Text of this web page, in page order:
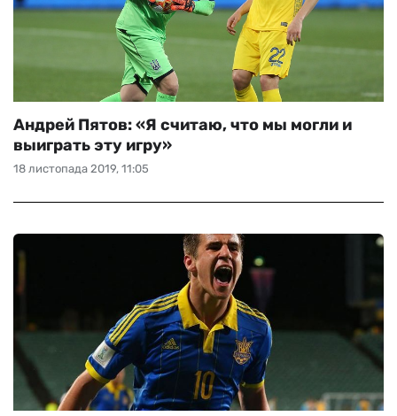
РІЗНЕ
18 листопада 2019, 11:05
Андрей Пятов: «Я считаю, что мы могли и
выиграть эту игру»